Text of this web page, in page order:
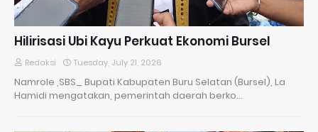
Hilirisasi Ubi Kayu Perkuat Ekonomi Bursel
Redaksi Tuesday, July 21, 2026
Namrole ,SBS_ Bupati Kabupaten Buru Selatan (Bursel), La
Hamidi mengatakan, pemerintah daerah berko…